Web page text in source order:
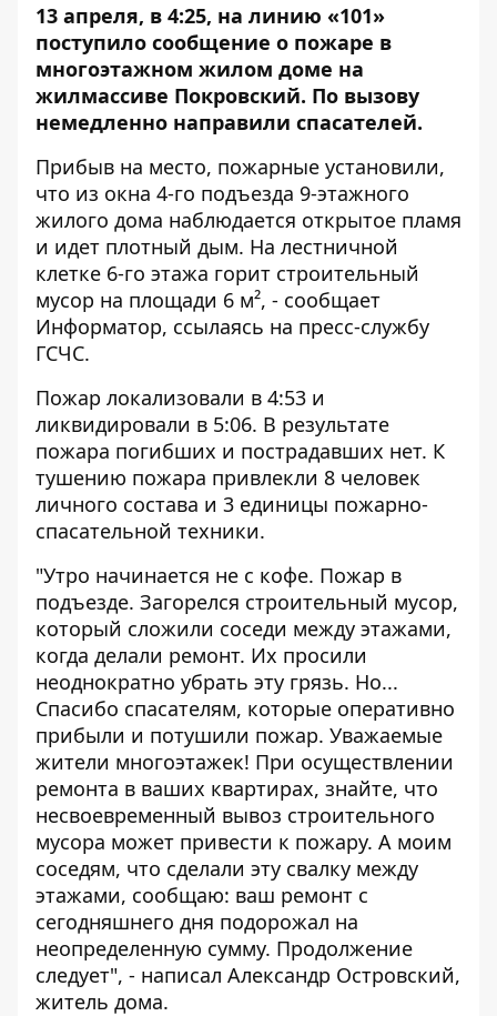
13 апреля, в 4:25, на линию «101»
поступило сообщение о пожаре в
многоэтажном жилом доме на
жилмассиве Покровский. По вызову
немедленно направили спасателей.
Прибыв на место, пожарные установили,
что из окна 4-го подъезда 9-этажного
жилого дома наблюдается открытое пламя
и идет плотный дым. На лестничной
клетке 6-го этажа горит строительный
мусор на площади 6 м², - сообщает
Информатор, ссылаясь на пресс-службу
ГСЧС.
Пожар локализовали в 4:53 и
ликвидировали в 5:06. В результате
пожара погибших и пострадавших нет. К
тушению пожара привлекли 8 человек
личного состава и 3 единицы пожарно-
спасательной техники.
"Утро начинается не с кофе. Пожар в
подъезде. Загорелся строительный мусор,
который сложили соседи между этажами,
когда делали ремонт. Их просили
неоднократно убрать эту грязь. Но...
Спасибо спасателям, которые оперативно
прибыли и потушили пожар. Уважаемые
жители многоэтажек! При осуществлении
ремонта в ваших квартирах, знайте, что
несвоевременный вывоз строительного
мусора может привести к пожару. А моим
соседям, что сделали эту свалку между
этажами, сообщаю: ваш ремонт с
сегодняшнего дня подорожал на
неопределенную сумму. Продолжение
следует", - написал Александр Островский,
житель дома.